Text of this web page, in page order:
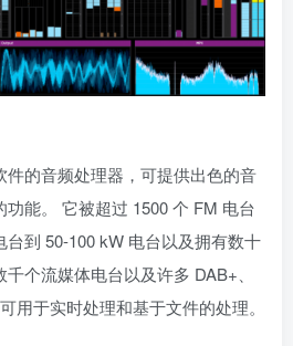
件的音频处理器，可提供出色的音
能。 它被超过 1500 个 FM 电台
到 50-100 kW 电台以及拥有数十
个流媒体电台以及许多 DAB+、
用于实时处理和基于文件的处理。